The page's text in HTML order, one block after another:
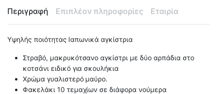
Περιγραφή Επιπλέον πληροφορίες Εταιρία
Υψηλής ποιότητας Ιαπωνικά αγκίστρια
Στραβό, μακρυκότσανο αγκίστρι με δύο αρπάδια στο
κοτσάνι ειδικό για σκουλήκια
Χρώμα γυαλιστερό μαύρο.
Φακελάκι 10 τεμαχίων σε διάφορα νούμερα